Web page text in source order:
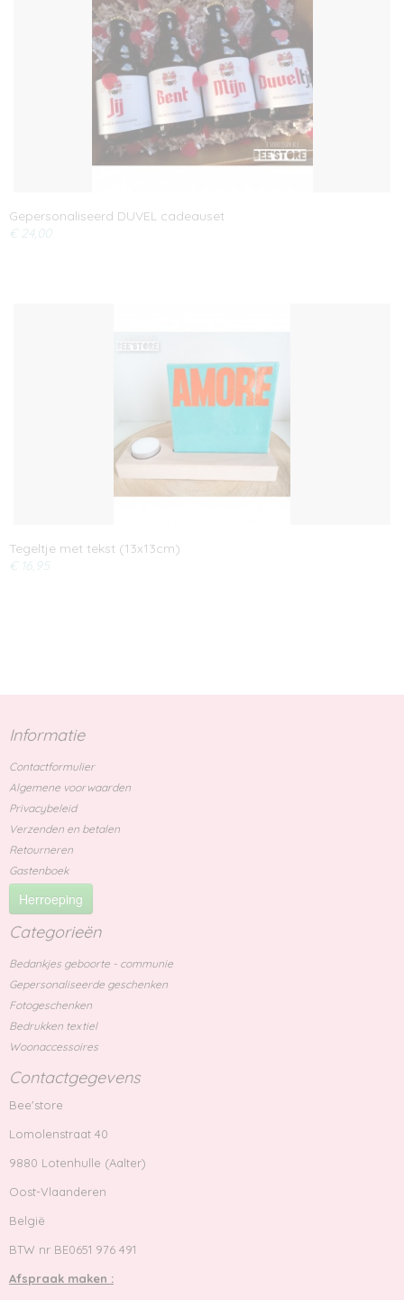
Gepersonaliseerd DUVEL cadeauset
€ 24,00
Tegeltje met tekst (13x13cm)
€ 16,95
Informatie
Contactformulier
Algemene voorwaarden
Privacybeleid
Verzenden en betalen
Retourneren
Gastenboek
Herroeping
Categorieën
Bedankjes geboorte - communie
Gepersonaliseerde geschenken
Fotogeschenken
Bedrukken textiel
Woonaccessoires
Contactgegevens
Bee'store
Lomolenstraat 40
9880 Lotenhulle (Aalter)
Oost-Vlaanderen
België
BTW nr BE0651 976 491
Afspraak maken :